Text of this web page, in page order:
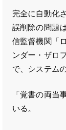
完全に自動化
誤削除の問題
信監督機関「
ンダー・ザロ
で、システム
「覚書の両当
いる。